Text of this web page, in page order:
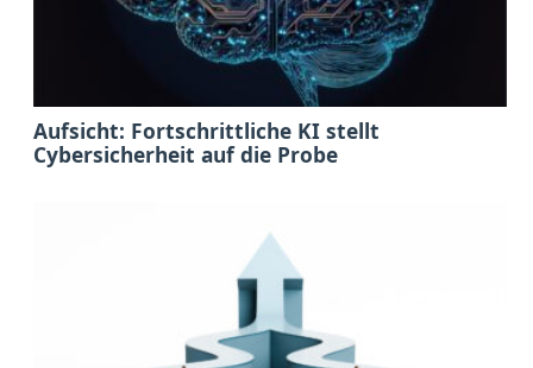
Aufsicht: Fortschrittliche KI stellt
Cybersicherheit auf die Probe